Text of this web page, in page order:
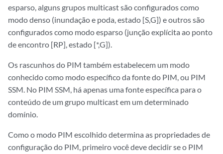
esparso, alguns grupos multicast são configurados como
modo denso (inundação e poda, estado [S,G]) e outros são
configurados como modo esparso (junção explícita ao ponto
de encontro [RP], estado [*,G]).
Os rascunhos do PIM também estabelecem um modo
conhecido como modo específico da fonte do PIM, ou PIM
SSM. No PIM SSM, há apenas uma fonte específica para o
conteúdo de um grupo multicast em um determinado
domínio.
Como o modo PIM escolhido determina as propriedades de
configuração do PIM, primeiro você deve decidir se o PIM